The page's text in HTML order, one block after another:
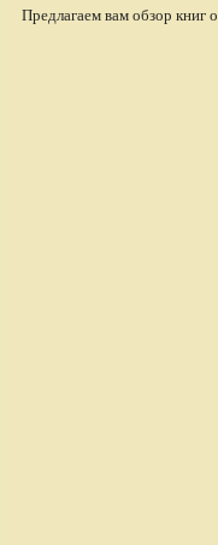
Предлагаем вам обзор книг